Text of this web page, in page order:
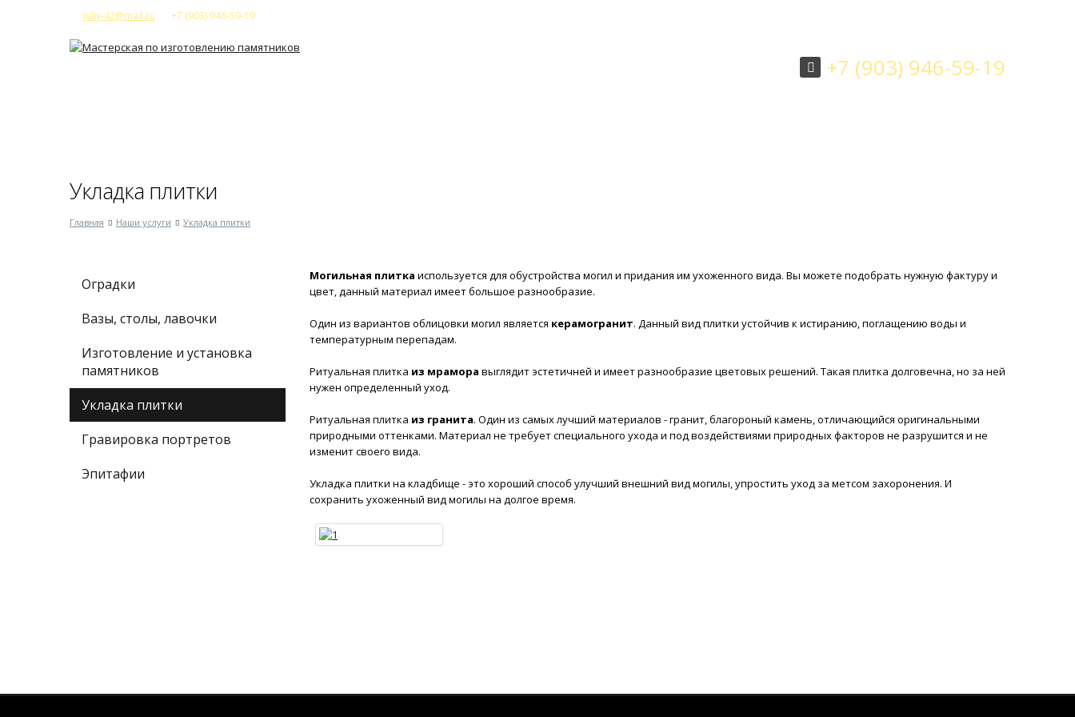
juliy-42@mail.ru +7 (903) 946-59-19
+7 (903) 946-59-19
Укладка плитки
Главная Наши услуги Укладка плитки
Могильная плитка используется для обустройства могил и придания им ухоженного вида. Вы можете подобрать нужную фактуру и
цвет, данный материал имеет большое разнообразие.
Один из вариантов облицовки могил является керамогранит. Данный вид плитки устойчив к истиранию, поглащению воды и
температурным перепадам.
Ритуальная плитка из мрамора выглядит эстетичней и имеет разнообразие цветовых решений. Такая плитка долговечна, но за ней
нужен определенный уход.
Ритуальная плитка из гранита. Один из самых лучший материалов - гранит, благороный камень, отличающийся оригинальными
природными оттенками. Материал не требует специального ухода и под воздействиями природных факторов не разрушится и не
изменит своего вида.
Укладка плитки на кладбище - это хороший способ улучший внешний вид могилы, упростить уход за метсом захоронения. И
сохранить ухоженный вид могилы на долгое время.
Оградки
Вазы, столы, лавочки
Изготовление и установка
памятников
Укладка плитки
Гравировка портретов
Эпитафии